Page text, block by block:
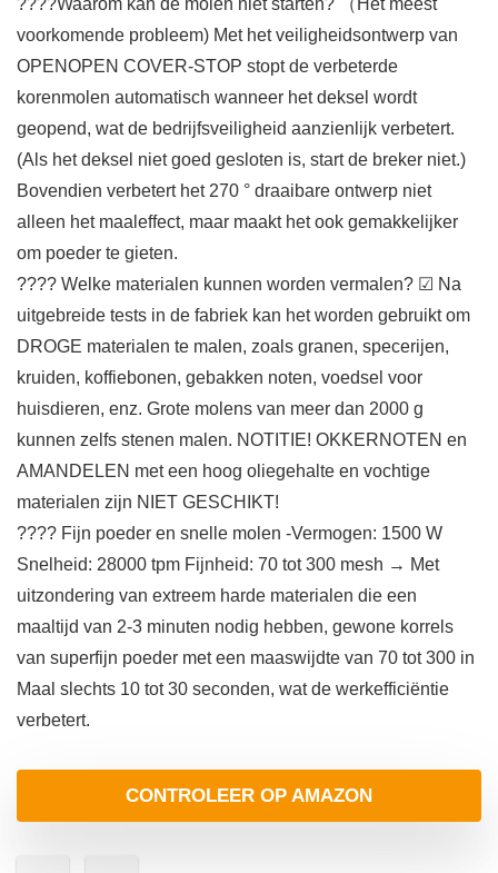
????Waarom kan de molen niet starten? （Het meest
voorkomende probleem) Met het veiligheidsontwerp van
OPENOPEN COVER-STOP stopt de verbeterde
korenmolen automatisch wanneer het deksel wordt
geopend, wat de bedrijfsveiligheid aanzienlijk verbetert.
(Als het deksel niet goed gesloten is, start de breker niet.)
Bovendien verbetert het 270 ° draaibare ontwerp niet
alleen het maaleffect, maar maakt het ook gemakkelijker
om poeder te gieten.
???? Welke materialen kunnen worden vermalen? ☑ Na
uitgebreide tests in de fabriek kan het worden gebruikt om
DROGE materialen te malen, zoals granen, specerijen,
kruiden, koffiebonen, gebakken noten, voedsel voor
huisdieren, enz. Grote molens van meer dan 2000 g
kunnen zelfs stenen malen. NOTITIE! OKKERNOTEN en
AMANDELEN met een hoog oliegehalte en vochtige
materialen zijn NIET GESCHIKT!
???? Fijn poeder en snelle molen -Vermogen: 1500 W
Snelheid: 28000 tpm Fijnheid: 70 tot 300 mesh → Met
uitzondering van extreem harde materialen die een
maaltijd van 2-3 minuten nodig hebben, gewone korrels
van superfijn poeder met een maaswijdte van 70 tot 300 in
Maal slechts 10 tot 30 seconden, wat de werkefficiëntie
verbetert.
CONTROLEER OP AMAZON